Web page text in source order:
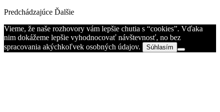
Predchádzajúce Ďalšie
Vieme, že naše rozhovory vám lepšie chutia s “cookies”. Vďaka
nim dokážeme lepšie vyhodnocovať návštevnosť, no bez
spracovania akýchkoľvek osobných údajov.
Súhlasím